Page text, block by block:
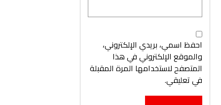
احفظ اسمي، بريدي الإلكتروني،
والموقع الإلكتروني في هذا
المتصفح لاستخدامها المرة المقبلة
في تعليقي.